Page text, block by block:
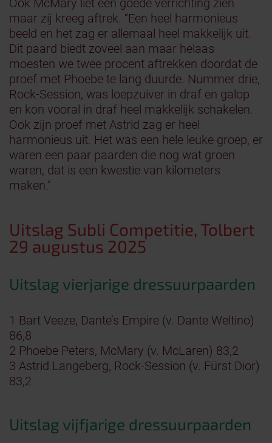
Ook McMary liet een goede verrichting zien
maar zij kreeg aftrek. “Een heel harmonieus
beeld en het zag er allemaal heel makkelijk uit.
Dit paard biedt zoveel aan maar helaas
moesten we twee procent aftrekken doordat de
proef met Phoebe te lang duurde. Nummer drie,
Rock-Session, was loepzuiver in draf en galop
en kon vooral in draf heel makkelijk schakelen.
Ook zijn proef met Astrid zag er heel
harmonieus uit. Het was een hele leuke groep, er
waren een paar paarden die nog wat groen
waren, dat is een kwestie van kilometers
maken.”
Uitslag Subli Competitie, Tolbert
29 augustus 2025
Uitslag vierjarige dressuurpaarden
1 Bart Veeze, Dante’s Empire (v. Dante Weltino)
86,8
2 Phoebe Peters, McMary (v. McLaren) 83,2
3 Astrid Langeberg, Rock-Session (v. Fürst Dior)
83,2
Uitslag vijfjarige dressuurpaarden